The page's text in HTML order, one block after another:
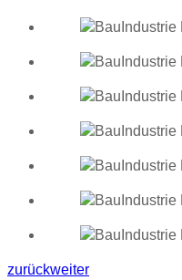
zurückweiter